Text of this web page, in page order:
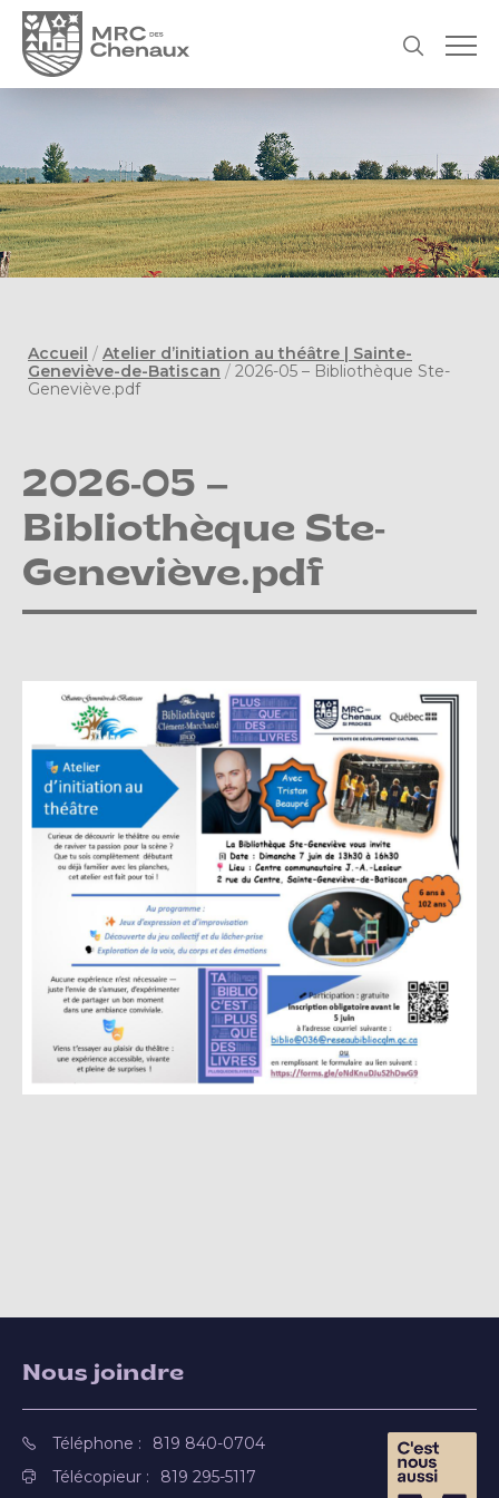
Accueil / Atelier d’initiation au théâtre | Sainte-
Geneviève-de-Batiscan / 2026-05 – Bibliothèque Ste-
Geneviève.pdf
2026-05 –
Bibliothèque Ste-
Geneviève.pdf
Nous joindre
Téléphone :
819 840-0704
Télécopieur :
819 295-5117